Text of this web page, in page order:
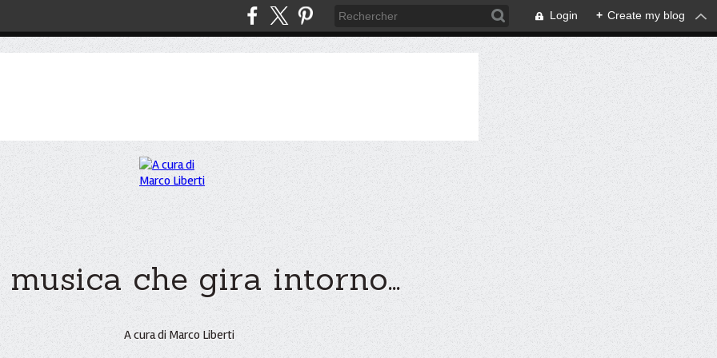
Login + Create my blog
che gira intorno...
A cura di Marco Liberti